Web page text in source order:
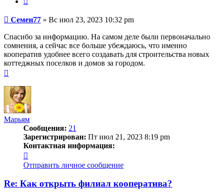
Сообщение
Семен77 » Вс июл 23, 2023 10:32 pm
Спасибо за информацию. На самом деле были первоначально
сомнения, а сейчас все больше убеждаюсь, что именно
кооператив удобнее всего создавать для строительства новых
коттеджных поселков и домов за городом.
началу
Марьям
Сообщения: 21
Зарегистрирован: Пт июл 21, 2023 8:19 pm
Контактная информация:
информация
пользователя
Отправить личное сообщение
Re: Как открыть филиал кооператива?